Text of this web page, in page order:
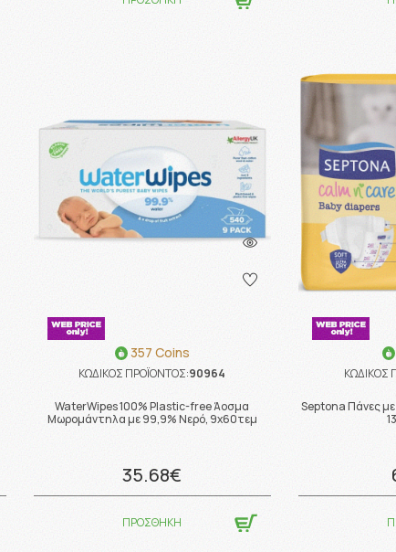
357 Coins
ΚΩΔΙΚΟΣ ΠΡΟΪΟΝΤΟΣ:90964
WaterWipes 100% Plastic-free Άοσμα
Μωρομάντηλα με 99,9% Νερό, 9x60τεμ
35.68€
ΠΡΟΣΘΗΚΗ
ΚΩΔΙΚΟΣ
Septona Πάνες